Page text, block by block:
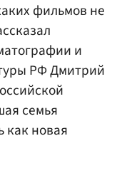
фильмов не
и
РФ Дмитрий
семья
как новая